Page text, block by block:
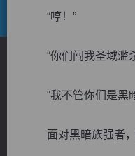
“哼！”
“你们闯我圣域滥
“我不管你们是黑暗
面对黑暗族强者，